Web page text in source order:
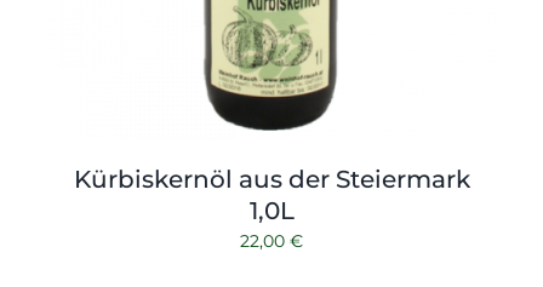
Kürbiskernöl aus der Steiermark
1,0L
22,00 €